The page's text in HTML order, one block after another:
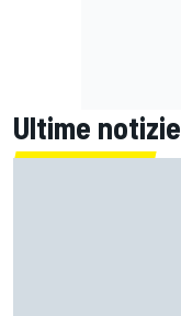
Ultime notizie